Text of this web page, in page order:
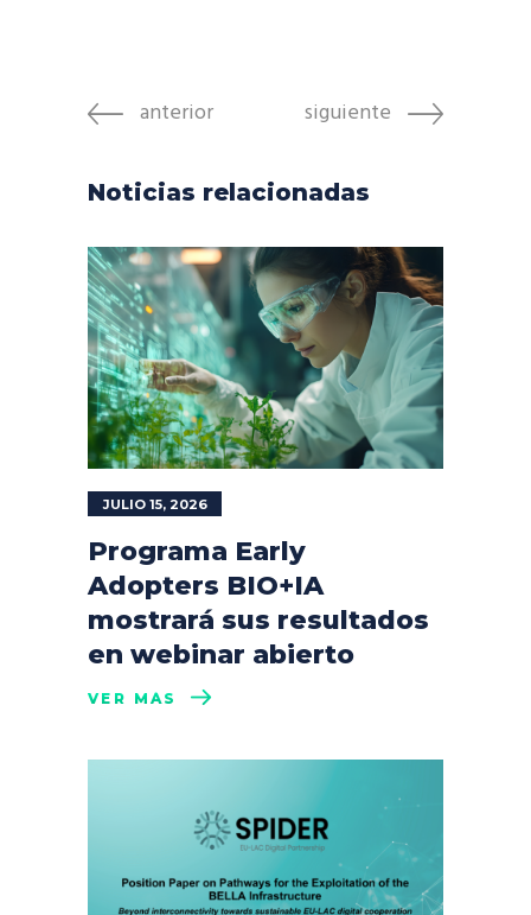
anterior siguiente
Noticias relacionadas
JULIO 15, 2026
Programa Early
Adopters BIO+IA
mostrará sus resultados
en webinar abierto
VER MÁS